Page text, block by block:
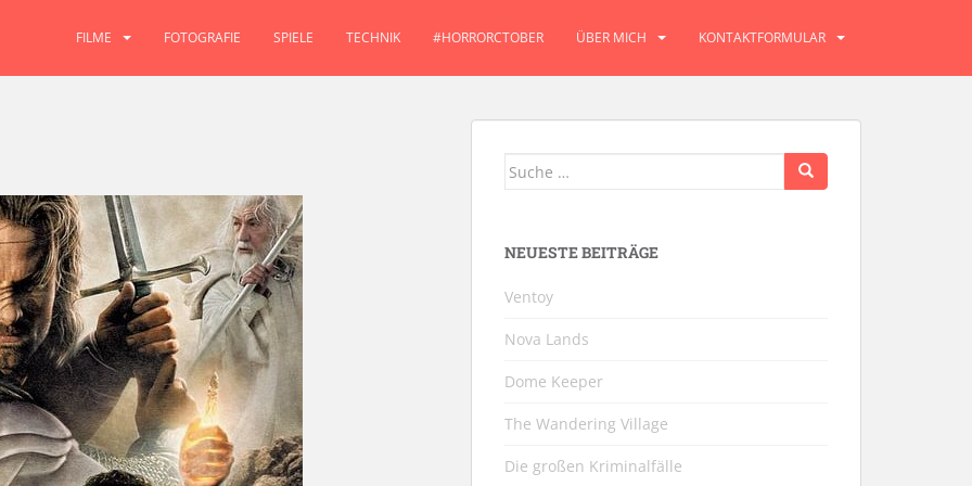
FILME FOTOGRAFIE SPIELE TECHNIK #HORRORCTOBER ÜBER MICH KONTAKTFORMULAR
Suche
NEUESTE BEITRÄGE
Ventoy
Nova Lands
Dome Keeper
The Wandering Village
Die großen Kriminalfälle